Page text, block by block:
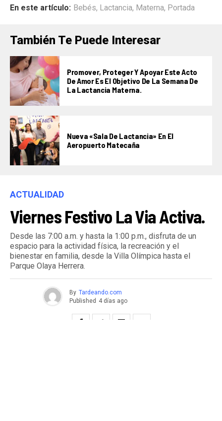
En este artículo: Bebés, Lactancia, Materna, Portada
También Te Puede Interesar
Promover, Proteger Y Apoyar Este Acto
De Amor Es El Objetivo De La Semana De
La Lactancia Materna.
Nueva «Sala De Lactancia» En El
Aeropuerto Matecaña
ACTUALIDAD
Viernes Festivo La Via Activa.
Desde las 7:00 a.m. y hasta la 1:00 p.m., disfruta de un
espacio para la actividad física, la recreación y el
bienestar en familia, desde la Villa Olímpica hasta el
Parque Olaya Herrera.
By Tardeando.com
Published 4 días ago